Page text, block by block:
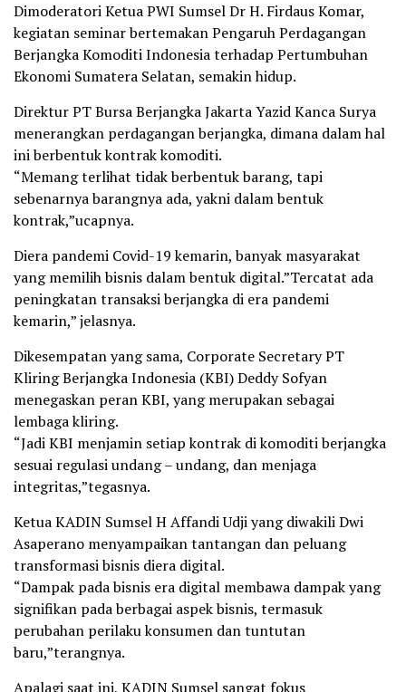
Dimoderatori Ketua PWI Sumsel Dr H. Firdaus Komar,
kegiatan seminar bertemakan Pengaruh Perdagangan
Berjangka Komoditi Indonesia terhadap Pertumbuhan
Ekonomi Sumatera Selatan, semakin hidup.
Direktur PT Bursa Berjangka Jakarta Yazid Kanca Surya
menerangkan perdagangan berjangka, dimana dalam hal
ini berbentuk kontrak komoditi.
“Memang terlihat tidak berbentuk barang, tapi
sebenarnya barangnya ada, yakni dalam bentuk
kontrak,”ucapnya.
Diera pandemi Covid-19 kemarin, banyak masyarakat
yang memilih bisnis dalam bentuk digital.”Tercatat ada
peningkatan transaksi berjangka di era pandemi
kemarin,” jelasnya.
Dikesempatan yang sama, Corporate Secretary PT
Kliring Berjangka Indonesia (KBI) Deddy Sofyan
menegaskan peran KBI, yang merupakan sebagai
lembaga kliring.
“Jadi KBI menjamin setiap kontrak di komoditi berjangka
sesuai regulasi undang – undang, dan menjaga
integritas,”tegasnya.
Ketua KADIN Sumsel H Affandi Udji yang diwakili Dwi
Asaperano menyampaikan tantangan dan peluang
transformasi bisnis diera digital.
“Dampak pada bisnis era digital membawa dampak yang
signifikan pada berbagai aspek bisnis, termasuk
perubahan perilaku konsumen dan tuntutan
baru,”terangnya.
Apalagi saat ini, KADIN Sumsel sangat fokus